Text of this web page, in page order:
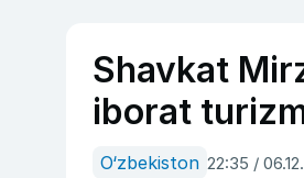
Shavkat
iborat
O‘zbekiston 22:35 /